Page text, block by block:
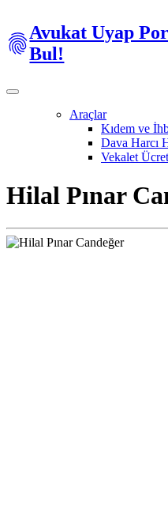
Avukat Uyap
Bul!
Araçlar
Kıdem ve
Dava Harcı
Vekalet
Hilal Pınar